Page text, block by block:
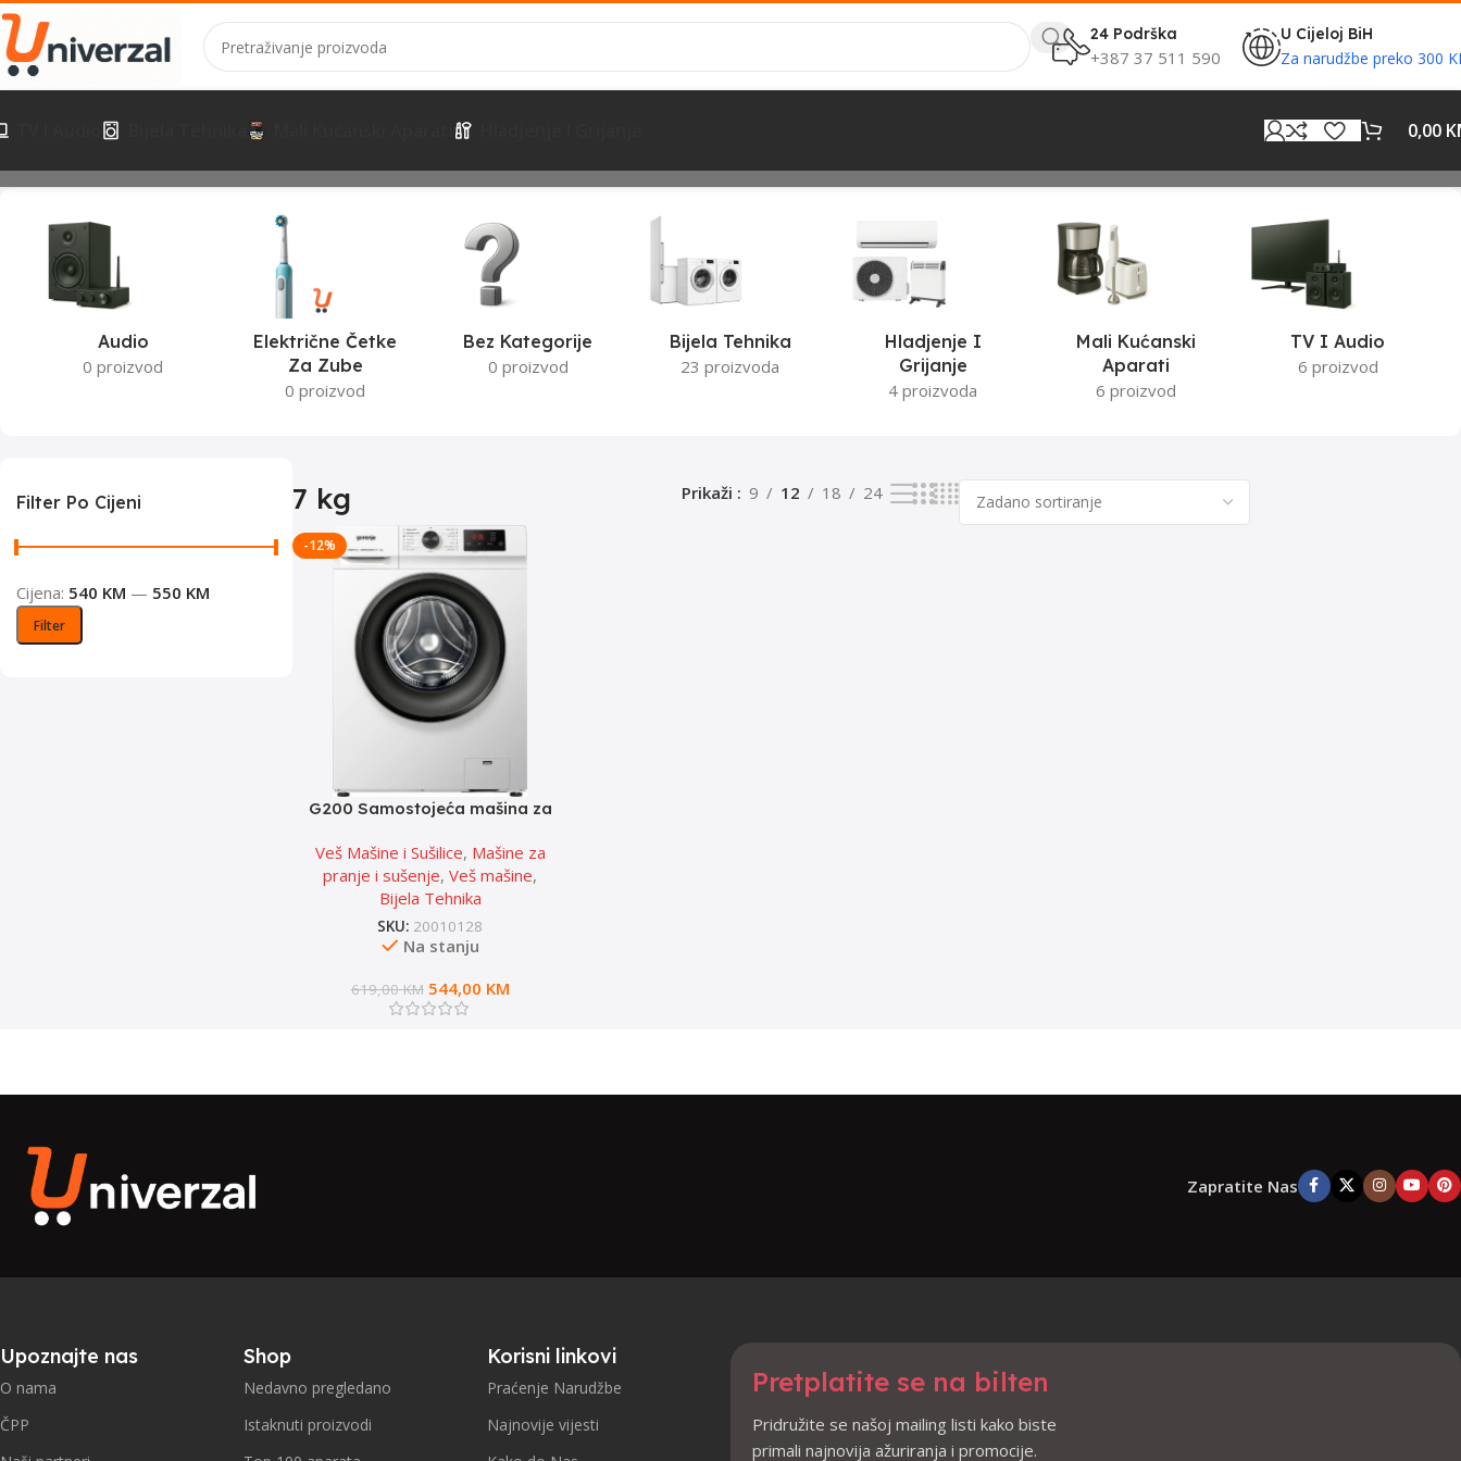
24 Podrška
+387 37 511 590
U Cijeloj BiH
Za narudžbe preko 300
0,00
Početna Proizvodi označeni “7 kg”Prikazuje se jedan rezultat
Audio
0 proizvod
Električne Četke
Za Zube
0 proizvod
Bez Kategorije
0 proizvod
Bijela Tehnika
23 proizvoda
Hladjenje I
Grijanje
4 proizvoda
Mali Kućanski
Aparati
6 proizvod
TV I Audio
6 proizvod
Filter Po Cijeni
Filter
Cijena: 540 KM — 550 KM
7 kg Prikaži 9 12 18 24
-12%
G200 Samostojeća mašina za
WNHVB72SDS
Veš Mašine i Sušilice, Mašine za
pranje i sušenje,Veš mašine,
Bijela Tehnika
SKU: 20010128
Na stanju
619,00KM 544,00 KM
Zapratite Nas
Upoznajte nas
O nama
ČPP
Shop
Nedavno pregledano
Istaknuti proizvodi
Korisni linkovi
Praćenje Narudžbe
Najnovije vijesti
Pretplatite se na bilten
Pridružite se našoj mailing listi kako biste
primali najnovija ažuriranja i promocije.